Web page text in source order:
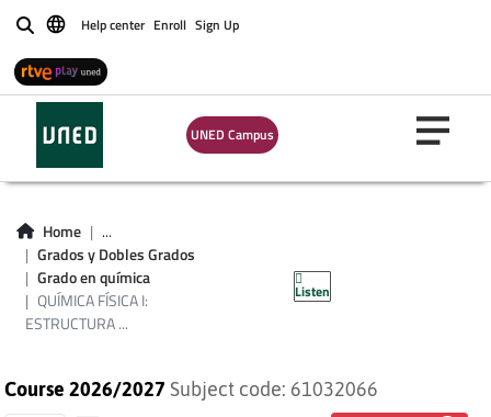
BuscarHelp center Enroll Sign Up
UNED Campus
Home
...
Grados y Dobles Grados
Grado en química
QUÍMICA FÍSICA I:
ESTRUCTURA ...
Listen
QUÍMICA FÍSICA I:
ESTRUCTURA
ATÓMICA Y
MOLECULAR
Course 2026/2027 Subject code: 61032066